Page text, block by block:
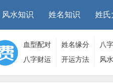
风水知识 姓名知识 姓氏
血型配对 姓名缘分
八
八字财运
开运方法 风